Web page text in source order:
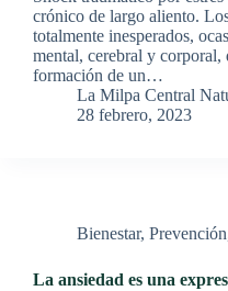
crónico de largo aliento.
totalmente inesperados,
mental, cerebral y corporal,
formación de un…
La Milpa Central
28 febrero, 2023
Bienestar, Prevención
La ansiedad es una